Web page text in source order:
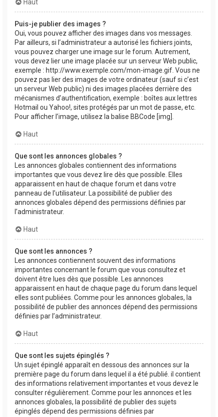
Haut
Puis-je publier des images ?
Oui, vous pouvez afficher des images dans vos messages.
Par ailleurs, si l’administrateur a autorisé les fichiers joints,
vous pouvez charger une image sur le forum. Autrement,
vous devez lier une image placée sur un serveur Web public,
exemple : http://www.exemple.com/mon-image.gif. Vous ne
pouvez pas lier des images de votre ordinateur (sauf si c’est
un serveur Web public) ni des images placées derrière des
mécanismes d’authentification, exemple : boîtes aux lettres
Hotmail ou Yahoo!, sites protégés par un mot de passe, etc.
Pour afficher l’image, utilisez la balise BBCode [img].
Haut
Que sont les annonces globales ?
Les annonces globales contiennent des informations
importantes que vous devez lire dès que possible. Elles
apparaissent en haut de chaque forum et dans votre
panneau de l’utilisateur. La possibilité de publier des
annonces globales dépend des permissions définies par
l’administrateur.
Haut
Que sont les annonces ?
Les annonces contiennent souvent des informations
importantes concernant le forum que vous consultez et
doivent être lues dès que possible. Les annonces
apparaissent en haut de chaque page du forum dans lequel
elles sont publiées. Comme pour les annonces globales, la
possibilité de publier des annonces dépend des permissions
définies par l’administrateur.
Haut
Que sont les sujets épinglés ?
Un sujet épinglé apparaît en dessous des annonces sur la
première page du forum dans lequel il a été publié. il contient
des informations relativement importantes et vous devez le
consulter régulièrement. Comme pour les annonces et les
annonces globales, la possibilité de publier des sujets
épinglés dépend des permissions définies par